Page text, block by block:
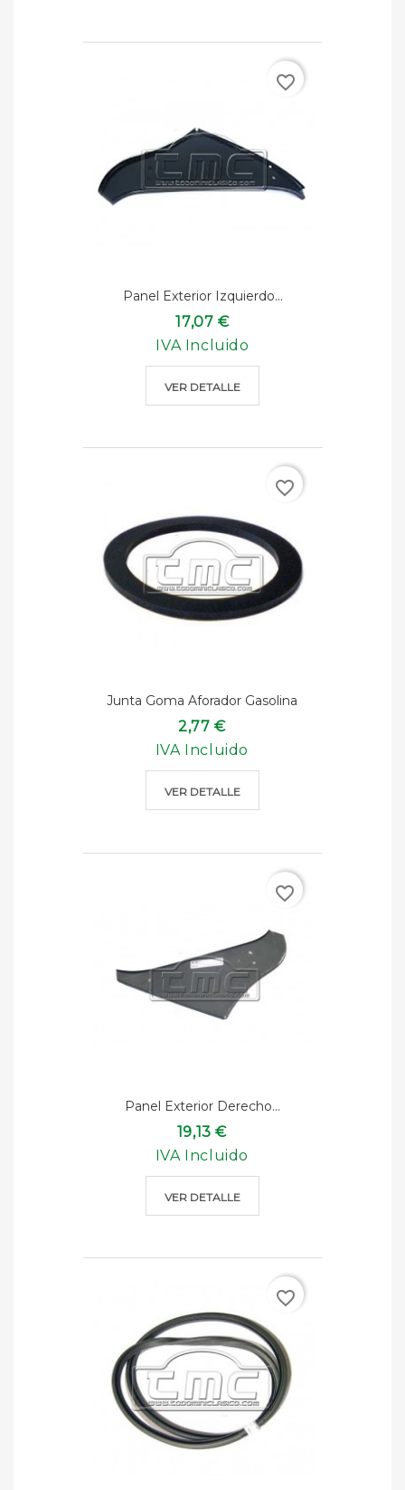
Panel Exterior Izquierdo...
17,07 €
IVA Incluido
VER DETALLE
favorite_border
Junta Goma Aforador Gasolina
2,77 €
IVA Incluido
VER DETALLE
favorite_border
Panel Exterior Derecho...
19,13 €
IVA Incluido
VER DETALLE
favorite_border
favorite_border